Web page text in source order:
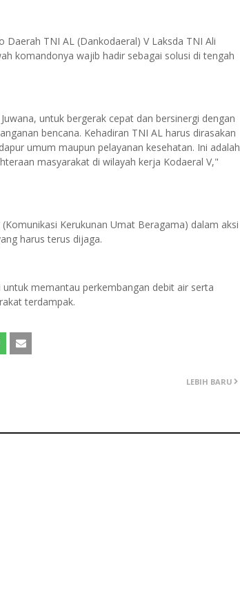
TNI AL (Dankodaeral) V Laksda TNI Ali
komandonya wajib hadir sebagai solusi di tengah
untuk bergerak cepat dan bersinergi dengan
bencana. Kehadiran TNI AL harus dirasakan
umum maupun pelayanan kesehatan. Ini adalah
masyarakat di wilayah kerja Kodaeral V,"
Kerukunan Umat Beragama) dalam aksi
harus terus dijaga.
memantau perkembangan debit air serta
terdampak.
LEBIH BARU